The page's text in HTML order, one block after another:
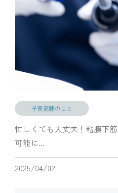
子宮筋腫のこと
忙しくても大丈夫！粘膜下
可能に...
2025/04/02